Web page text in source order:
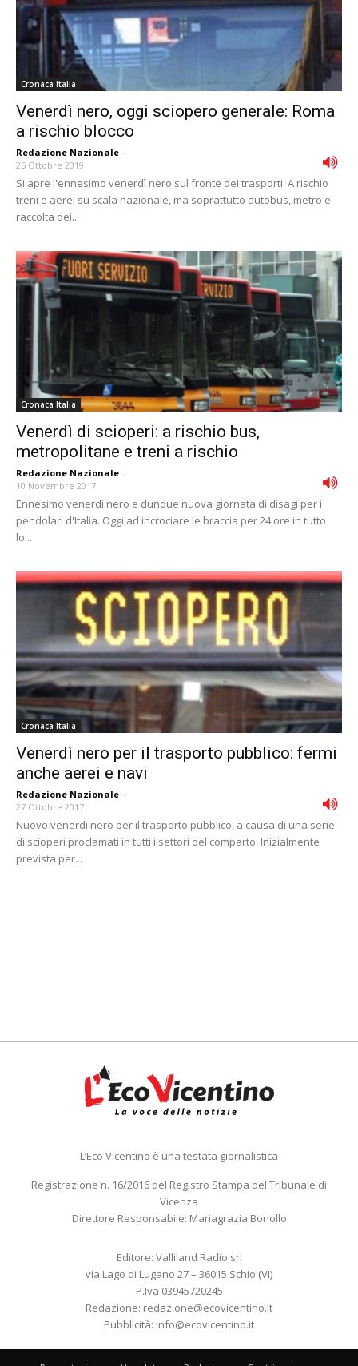
Cronaca Italia
Venerdì nero, oggi sciopero generale: Roma
a rischio blocco
Redazione Nazionale -
25 Ottobre 2019
Si apre l'ennesimo venerdì nero sul fronte dei trasporti. A rischio
treni e aerei su scala nazionale, ma soprattutto autobus, metro e
raccolta dei...
Cronaca Italia
Venerdì di scioperi: a rischio bus,
metropolitane e treni a rischio
Redazione Nazionale -
10 Novembre 2017
Ennesimo venerdì nero e dunque nuova giornata di disagi per i
pendolari d'Italia. Oggi ad incrociare le braccia per 24 ore in tutto
lo...
Cronaca Italia
Venerdì nero per il trasporto pubblico: fermi
anche aerei e navi
Redazione Nazionale -
27 Ottobre 2017
Nuovo venerdì nero per il trasporto pubblico, a causa di una serie
di scioperi proclamati in tutti i settori del comparto. Inizialmente
prevista per...
L’Eco Vicentino è una testata giornalistica
Registrazione n. 16/2016 del Registro Stampa del Tribunale di
Vicenza
Direttore Responsabile: Mariagrazia Bonollo
Editore: Valliland Radio srl
via Lago di Lugano 27 – 36015 Schio (VI)
P.Iva 03945720245
Redazione: redazione@ecovicentino.it
Pubblicità: info@ecovicentino.it